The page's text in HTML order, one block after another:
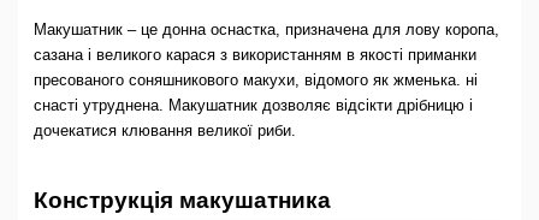
Макушатник – це донна оснастка, призначена для лову коропа,
сазана і великого карася з використанням в якості приманки
пресованого соняшникового макухи, відомого як жменька. ні
снасті утруднена. Макушатник дозволяє відсікти дрібницю і
дочекатися клювання великої риби.
Конструкція макушатника